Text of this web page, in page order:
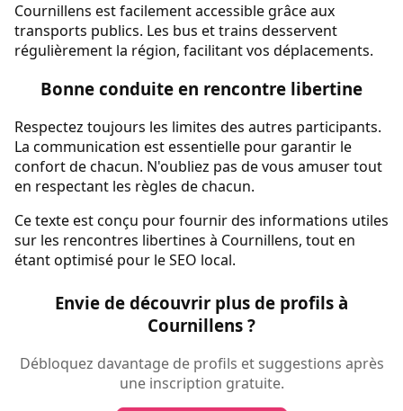
Cournillens est facilement accessible grâce aux
transports publics. Les bus et trains desservent
régulièrement la région, facilitant vos déplacements.
Bonne conduite en rencontre libertine
Respectez toujours les limites des autres participants.
La communication est essentielle pour garantir le
confort de chacun. N'oubliez pas de vous amuser tout
en respectant les règles de chacun.
Ce texte est conçu pour fournir des informations utiles
sur les rencontres libertines à Cournillens, tout en
étant optimisé pour le SEO local.
Envie de découvrir plus de profils à
Cournillens ?
Débloquez davantage de profils et suggestions après
une inscription gratuite.